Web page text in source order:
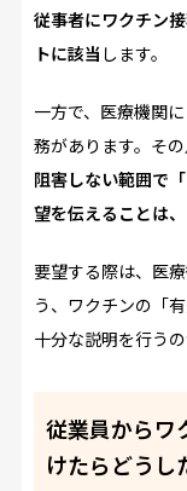
従事者にワクチン
トに該当 します。
一方で、医療機関
務があります。その
阻害しない範囲で
望を伝えることは
要望する際は、医
う、ワクチンの「
十分な説明を行う
従業員からワ
けたらどうし